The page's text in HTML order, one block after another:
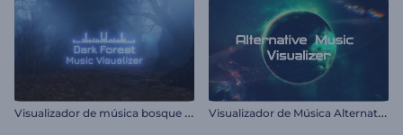
V
isualizador de música bosque oscuro V
isualizador de Música Alternativo